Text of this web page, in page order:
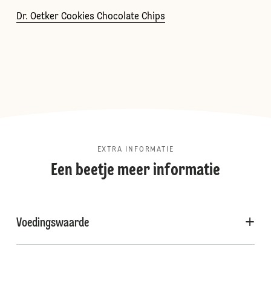
Dr. Oetker Cookies Chocolate Chips
EXTRA INFORMATIE
Een beetje meer informatie
Voedingswaarde